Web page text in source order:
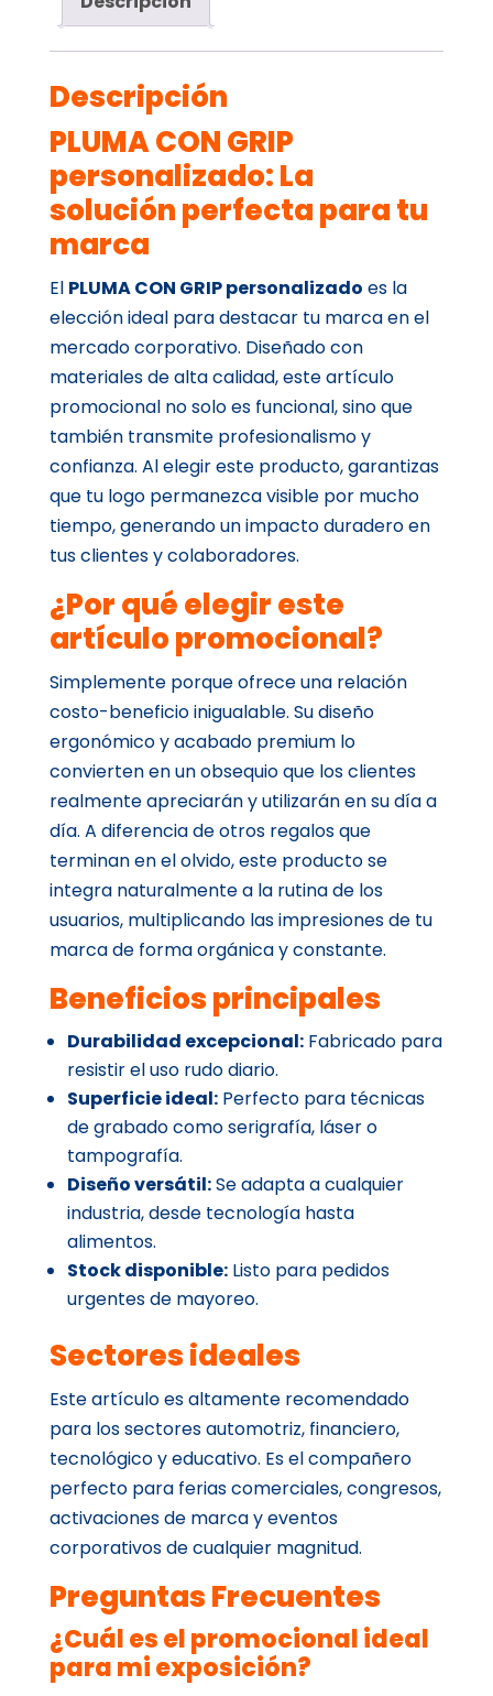
Descripción
PLUMA CON GRIP
personalizado: La
solución perfecta para tu
marca
El PLUMA CON GRIP personalizado es la
elección ideal para destacar tu marca en el
mercado corporativo. Diseñado con
materiales de alta calidad, este artículo
promocional no solo es funcional, sino que
también transmite profesionalismo y
confianza. Al elegir este producto, garantizas
que tu logo permanezca visible por mucho
tiempo, generando un impacto duradero en
tus clientes y colaboradores.
¿Por qué elegir este
artículo promocional?
Simplemente porque ofrece una relación
costo-beneficio inigualable. Su diseño
ergonómico y acabado premium lo
convierten en un obsequio que los clientes
realmente apreciarán y utilizarán en su día a
día. A diferencia de otros regalos que
terminan en el olvido, este producto se
integra naturalmente a la rutina de los
usuarios, multiplicando las impresiones de tu
marca de forma orgánica y constante.
Beneficios principales
Durabilidad excepcional:Fabricado para
resistir el uso rudo diario.
Superficie ideal:Perfecto para técnicas
de grabado como serigrafía, láser o
tampografía.
Diseño versátil:Se adapta a cualquier
industria, desde tecnología hasta
alimentos.
Stock disponible:Listo para pedidos
urgentes de mayoreo.
Sectores ideales
Este artículo es altamente recomendado
para los sectores automotriz, financiero,
tecnológico y educativo. Es el compañero
perfecto para ferias comerciales, congresos,
activaciones de marca y eventos
corporativos de cualquier magnitud.
Preguntas Frecuentes
¿Cuál es el promocional ideal
para mi exposición?